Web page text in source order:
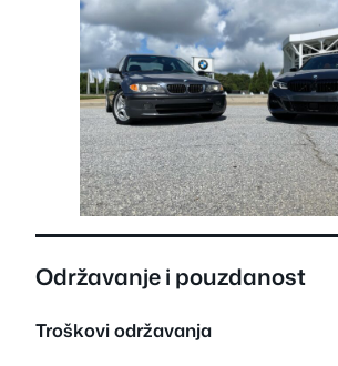
Održavanje i pouzdanost
Troškovi održavanja